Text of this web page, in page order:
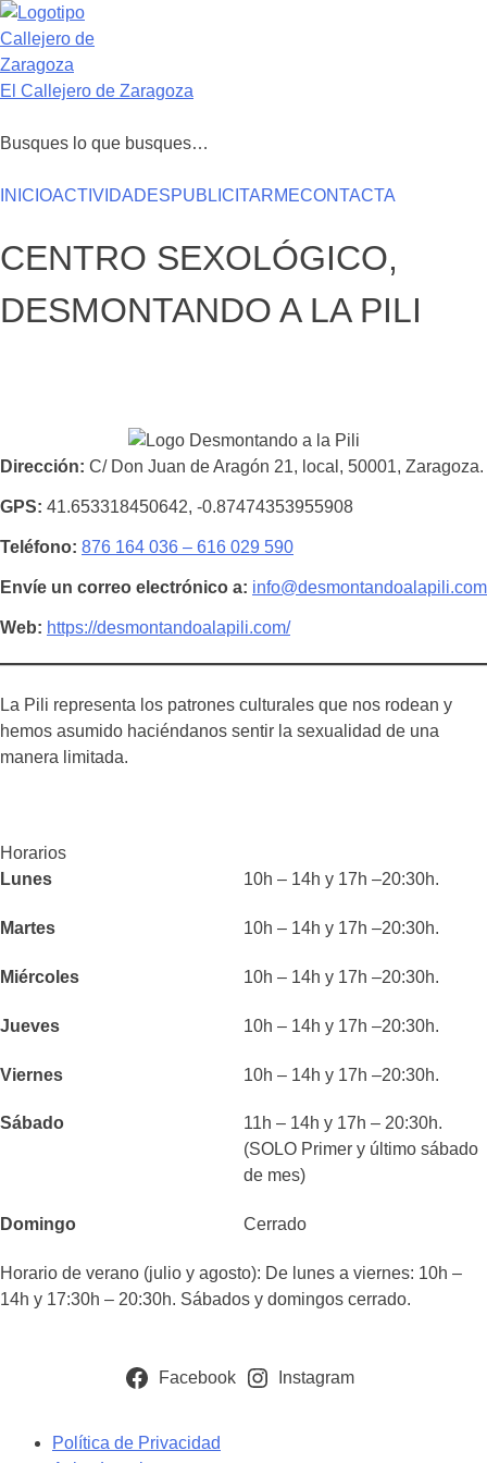
Saltar
al
contenido
El Callejero de Zaragoza
Busques lo que busques…
INICIOACTIVIDADESPUBLICITARMECONTACTA
CENTRO SEXOLÓGICO,
DESMONTANDO A LA PILI
Dirección C/ Don Juan de Aragón 21, local, 50001, Zaragoza.
GPS 41.653318450642, -0.87474353955908
Teléfono 876 164 036 – 616 029 590
Envíe un correo electrónico a info@desmontandoalapili.com
Web https://desmontandoalapili.com/
La Pili representa los patrones culturales que nos rodean y
hemos asumido haciéndanos sentir la sexualidad de una
manera limitada.
Horarios
Lunes
10h – 14h y 17h –20:30h.
Martes 10h – 14h y 17h –20:30h.
Miércoles 10h – 14h y 17h –20:30h.
Jueves 10h – 14h y 17h –20:30h.
Viernes 10h – 14h y 17h –20:30h.
Sábado
11h – 14h y 17h – 20:30h.
(SOLO Primer y último sábado
de mes)
Domingo Cerrado
Horario de verano (julio y agosto): De lunes a viernes: 10h –
14h y 17:30h – 20:30h. Sábados y domingos cerrado.
Facebook Instagram
Política de Privacidad